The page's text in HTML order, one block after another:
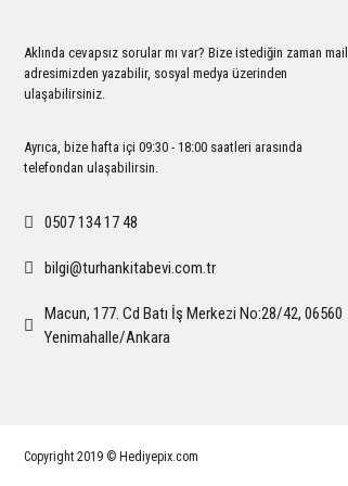
Ürün fiyatı diğer sitelerden daha pahalı.
Bu ürüne benzer farklı alternatifler olmalı.
Aklında cevapsız sorular mı var? Bize istediğin zaman mail
adresimizden yazabilir, sosyal medya üzerinden
ulaşabilirsiniz.
Ayrıca, bize hafta içi 09:30 - 18:00 saatleri arasında
telefondan ulaşabilirsin.
0507 134 17 48
bilgi@turhankitabevi.com.tr
Macun, 177. Cd Batı İş Merkezi No:28/42, 06560
Yenimahalle/Ankara
Copyright 2019 © Hediyepix.com